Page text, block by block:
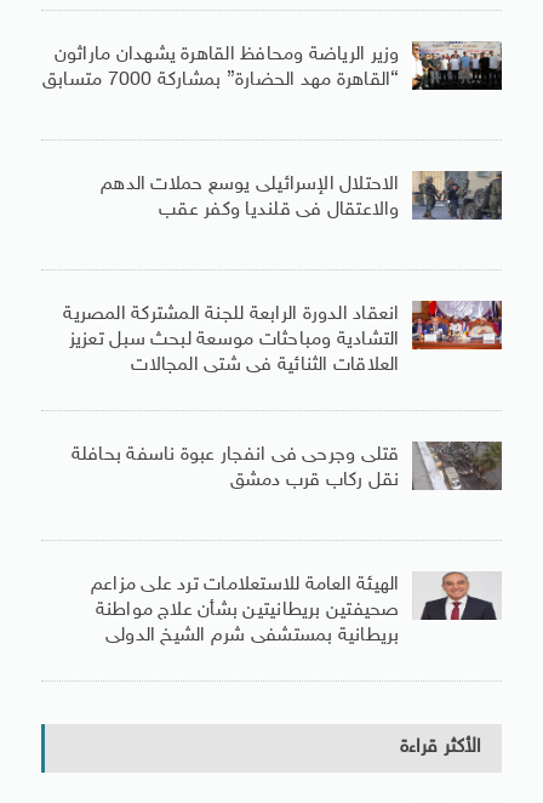
وزير الرياضة ومحافظ القاهرة يشهدان ماراثون
“القاهرة مهد الحضارة” بمشاركة 7000 متسابق
الاحتلال الإسرائيلى يوسع حملات الدهم
والاعتقال فى قلنديا وكفر عقب
انعقاد الدورة الرابعة للجنة المشتركة المصرية
التشادية ومباحثات موسعة لبحث سبل تعزيز
العلاقات الثنائية فى شتى المجالات
قتلى وجرحى فى انفجار عبوة ناسفة بحافلة
نقل ركاب قرب دمشق
الهيئة العامة للاستعلامات ترد على مزاعم
صحيفتين بريطانيتين بشأن علاج مواطنة
بريطانية بمستشفى شرم الشيخ الدولى
الأكثر قراءة